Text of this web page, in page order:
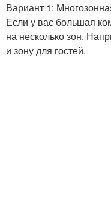
Вариант 1:
Если у вас большая
на несколько зон.
и зону для гостей.